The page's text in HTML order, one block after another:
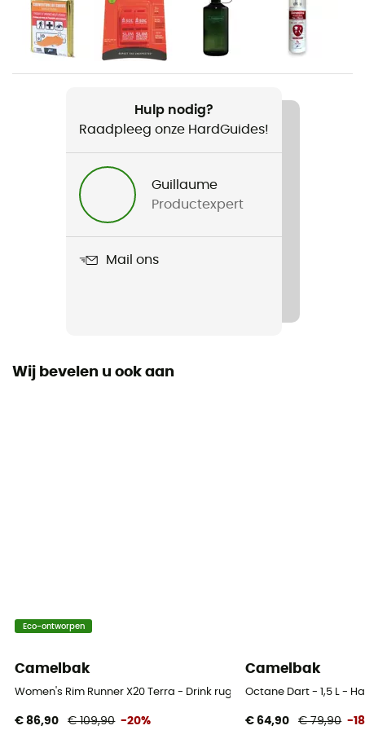
Voor
Heren
Gewicht
Drinksysteem compatibel
6 L
Hulp nodig?
Raadpleeg onze HardGuides!
Guillaume
Productexpert
Mail ons
Wij bevelen u ook aan
Eco-ontworpen
Camelbak
Women's Rim Runner X20 Terra - Drink rugzak
€ 86,90 € 109,90 -20%
Camelbak
Octane Dart - 1,5 L -
€ 64,90 € 79,90 -